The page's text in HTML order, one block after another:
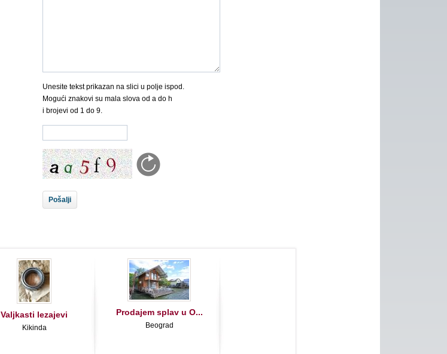
Unesite tekst prikazan na slici u polje ispod.
Mogući znakovi su mala slova od a do h
i brojevi od 1 do 9.
Valjkasti lezajevi
Kikinda
Prodajem splav u O...
Beograd